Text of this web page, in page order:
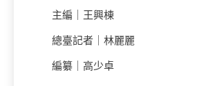
主編｜王興棟
總臺記者｜林麗麗
編纂｜高少卓